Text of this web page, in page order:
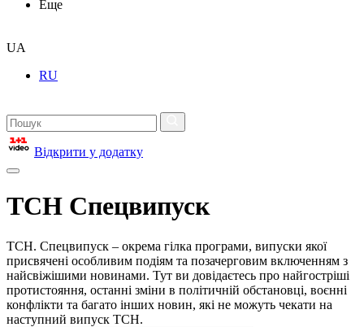
Еще
UA
RU
Відкрити у додатку
ТСН Спецвипуск
ТСН. Спецвипуск – окрема гілка програми, випуски якої
присвячені особливим подіям та позачерговим включенням з
найсвіжішими новинами. Тут ви довідаєтесь про найгостріші
протистояння, останні зміни в політичній обстановці, воєнні
конфлікти та багато інших новин, які не можуть чекати на
наступний випуск ТСН.